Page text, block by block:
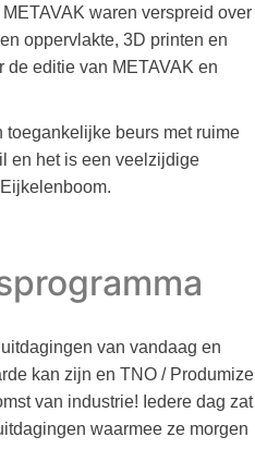
waren verspreid over
oppervlakte, 3D printen en
editie van METAVAK en
toegankelijke beurs met ruime
en het is een veelzijdige
van vandaag en
kan zijn en TNO / Produmize
van industrie! Iedere dag zat
waarmee ze morgen